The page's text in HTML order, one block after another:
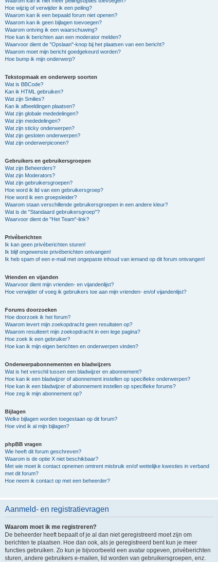
Hoe wijzig of verwijder ik een peiling?
Waarom kan ik een bepaald forum niet openen?
Waarom kan ik geen bijlagen toevoegen?
Waarom ontving ik een waarschuwing?
Hoe kan ik berichten aan een moderator melden?
Waarvoor dient de "Opslaan"-knop bij het plaatsen van een bericht?
Waarom moet mijn bericht goedgekeurd worden?
Hoe bump ik mijn onderwerp?
Tekstopmaak en onderwerp soorten
Wat is BBCode?
Kan ik HTML gebruiken?
Wat zijn Smilies?
Kan ik afbeeldingen plaatsen?
Wat zijn globale mededelingen?
Wat zijn mededelingen?
Wat zijn sticky onderwerpen?
Wat zijn gesloten onderwerpen?
Wat zijn onderwerpiconen?
Gebruikers en gebruikersgroepen
Wat zijn Beheerders?
Wat zijn Moderators?
Wat zijn gebruikersgroepen?
Hoe word ik lid van een gebruikersgroep?
Hoe word ik een groepsleider?
Waarom staan verschillende gebruikersgroepen in een andere kleur?
Wat is de "Standaard gebruikersgroep"?
Waarvoor dient de "Het Team"-link?
Privéberichten
Ik kan geen privéberichten sturen!
Ik blijf ongewenste privéberichten ontvangen!
Ik heb spam of een e-mail met ongepaste inhoud van iemand op dit forum ontvangen!
Vrienden en vijanden
Waarvoor dient mijn vrienden- en vijandenlijst?
Hoe verwijder of voeg ik gebruikers toe aan mijn vrienden- en/of vijandenlijst?
Forums doorzoeken
Hoe doorzoek ik het forum?
Waarom levert mijn zoekopdracht geen resultaten op?
Waarom resulteert mijn zoekopdracht in een lege pagina?
Hoe zoek ik een gebruiker?
Hoe kan ik mijn eigen berichten en onderwerpen vinden?
Onderwerpabonnementen en bladwijzers
Wat is het verschil tussen een bladwijzer en abonnement?
Hoe kan ik een bladwijzer of abonnement instellen op specifieke onderwerpen?
Hoe kan ik een bladwijzer of abonnement instellen op specifieke forums?
Hoe zeg ik mijn abonnement op?
Bijlagen
Welke bijlagen worden toegestaan op dit forum?
Hoe vind ik al mijn bijlagen?
phpBB vragen
Wie heeft dit forum geschreven?
Waarom is de optie X niet beschikbaar?
Met wie moet ik contact opnemen omtrent misbruik en/of wettelijke kwesties in verband
met dit forum?
Hoe neem ik contact op met een beheerder?
Aanmeld- en registratievragen
Waarom moet ik me registreren?
De beheerder heeft bepaalt of je al dan niet geregistreerd moet zijn om
berichten te plaatsen. Hoe dan ook, als je geregistreerd bent kun je meer
functies gebruiken. Zo kun je bijvoorbeeld een avatar opgeven, privéberichten
sturen, andere gebruikers e-mailen, lid worden van gebruikersgroepen, enz.